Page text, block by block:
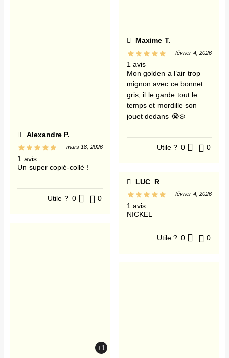
Alexandre P.
1 avis
mars 18, 2026
Un super copié-collé !
Utile ? 0 0
+1
Maxime T.
1 avis
février 4, 2026
Mon golden a l’air trop
mignon avec ce bonnet
gris, il le garde tout le
temps et mordille son
jouet dedans 😭❄️
Utile ? 0 0
LUC_R
1 avis
février 4, 2026
NICKEL
Utile ? 0 0